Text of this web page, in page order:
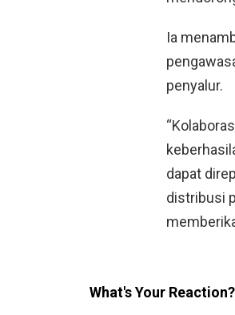
Ia
penyalur.
dapat
distribusi
What's Your Reaction?